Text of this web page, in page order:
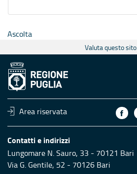
Ascolta
Valuta questo sito
Area riservata
Contatti e indirizzi
Lungomare N. Sauro, 33 - 70121 Bari
Via G. Gentile, 52 - 70126 Bari